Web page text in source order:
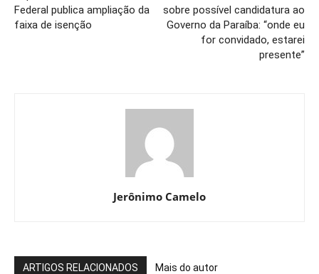
Federal publica ampliação da
faixa de isenção
sobre possível candidatura ao
Governo da Paraíba: “onde eu
for convidado, estarei
presente”
Jerônimo Camelo
ARTIGOS RELACIONADOS Mais do autor